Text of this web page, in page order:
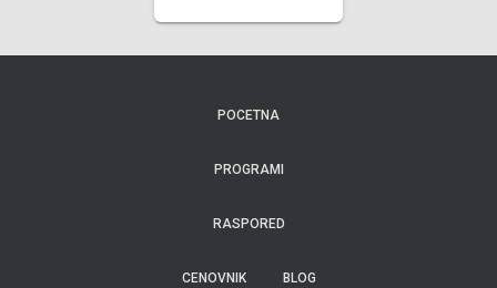
POCETNA
PROGRAMI
RASPORED
CENOVNIK BLOG